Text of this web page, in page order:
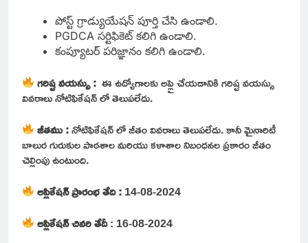
పోస్ట్ గ్రాడ్యుయేషన్ పూర్తి చేసి ఉండాలి.
PGDCA సర్టిఫికెట్ కలిగి ఉండాలి.
కంప్యూటర్ పరిజ్ఞానం కలిగి ఉండాలి.
గరిష్ట వయస్సు :ఈ ఉద్యోగాలకు అప్లై చేయడానికి గరిష్ట వయస్సు
వివరాలు నోటిఫికేషన్ లో తెలుపలేదు.
జీతము :నోటిఫికేషన్ లో జీతం వివరాలు తెలుపలేదు. కానీ మైనారిటీ
బాలుర గురుకుల పాఠశాల మరియు కళాశాల నిబంధనల ప్రకారం జీతం
చెల్లింపు ఉంటుంది.
అప్లికేషన్ ప్రారంభ తేది :14-08-2024
అప్లికేషన్ చివరి తేదీ: 16-08-2024